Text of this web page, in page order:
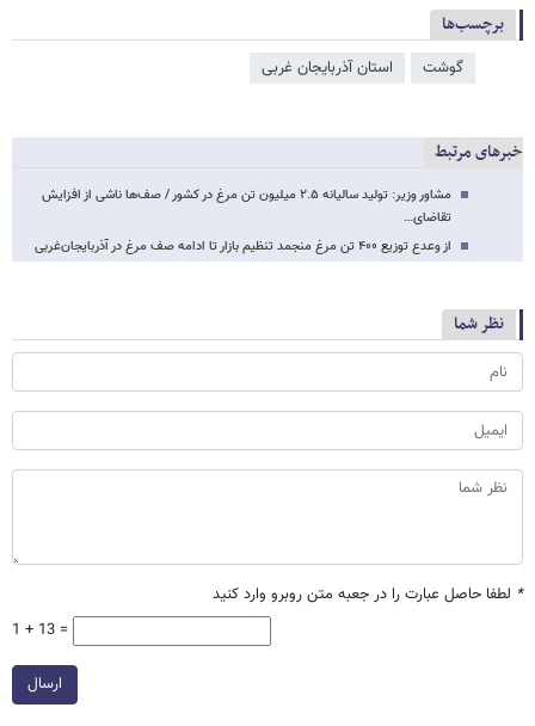
برچسب‌ها
گوشت استان آذربایجان غربی
خبرهای مرتبط
مشاور وزیر: تولید سالیانه ۲.۵ میلیون تن مرغ در کشور / صف‌ها ناشی از افزایش
تقاضای…
از وعدع توزیع ۴۰۰ تن مرغ منجمد تنظیم بازار تا ادامه صف مرغ در آذربایجان‌غربی
نظر شما
* لطفا حاصل عبارت را در جعبه متن روبرو وارد کنید
1 + 13 =
ارسال